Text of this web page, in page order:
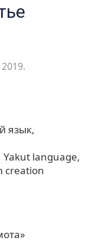
язык
Yakut language
creation